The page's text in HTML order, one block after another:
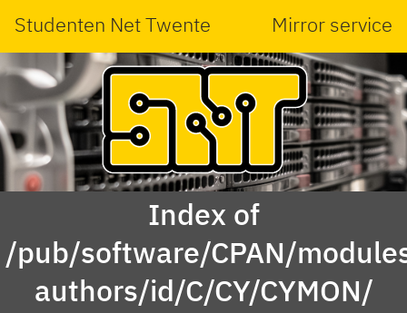
Studenten Net Twente Mirror service
Index of
/pub/software/CPAN/
authors/id/C/CY/CYMON/